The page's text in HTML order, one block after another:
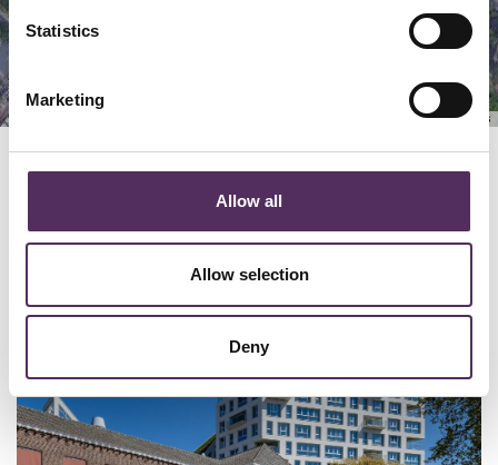
Statistics
Marketing
Allow all
Allow selection
Deny
Image may be subject to copyright Terms
Bekijk deze woningen ook eens.